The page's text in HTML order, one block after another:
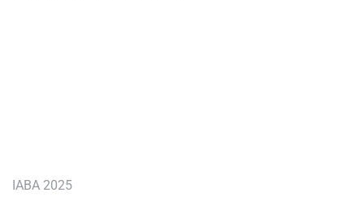
IABA 2025